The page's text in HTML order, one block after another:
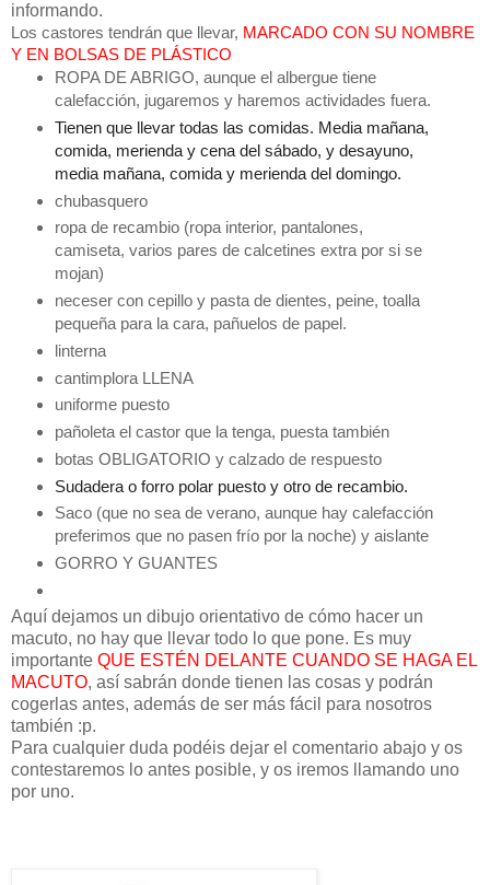
informando.
Los castores tendrán que llevar, MARCADO CON SU NOMBRE
Y EN BOLSAS DE PLÁSTICO
ROPA DE ABRIGO, aunque el albergue tiene
calefacción, jugaremos y haremos actividades fuera.
Tienen que llevar todas las comidas. Media mañana,
comida, merienda y cena del sábado, y desayuno,
media mañana, comida y merienda del domingo.
chubasquero
ropa de recambio (ropa interior, pantalones,
camiseta, varios pares de calcetines extra por si se
mojan)
neceser con cepillo y pasta de dientes, peine, toalla
pequeña para la cara, pañuelos de papel.
linterna
cantimplora LLENA
uniforme puesto
pañoleta el castor que la tenga, puesta también
botas OBLIGATORIO y calzado de respuesto
Sudadera o forro polar puesto y otro de recambio.
Saco (que no sea de verano, aunque hay calefacción
preferimos que no pasen frío por la noche) y aislante
GORRO Y GUANTES
Aquí dejamos un dibujo orientativo de cómo hacer un
macuto, no hay que llevar todo lo que pone. Es muy
importante QUE ESTÉN DELANTE CUANDO SE HAGA EL
MACUTO, así sabrán donde tienen las cosas y podrán
cogerlas antes, además de ser más fácil para nosotros
también :p.
Para cualquier duda podéis dejar el comentario abajo y os
contestaremos lo antes posible, y os iremos llamando uno
por uno.